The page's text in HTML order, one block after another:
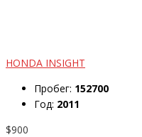
HONDA INSIGHT
Пробег: 152700
Год: 2011
$900